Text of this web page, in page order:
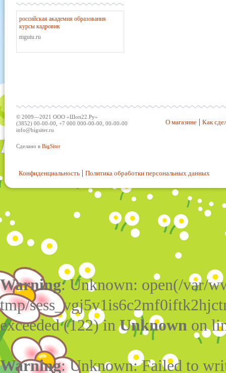
российская академия образования
курсы кадровик
mgutu.ru
© 2009—2021 ООО «Шоп22.Ру»
(3852) 00-00-00, +7 000 000-00-00, 00-00-00
info@bigsiter.ru
Сделано в BigSiter
О магазине Как
Конфиденциальность Политика обработки персональных данных
Warning: Unknown: open(/var/
tmp/
exceeded (122) inUnknown on
Warning: Unknown: Failed to